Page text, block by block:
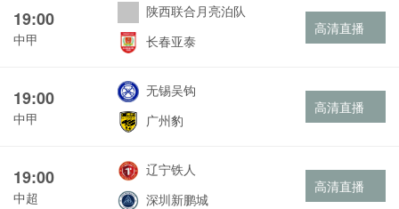
19:00
中甲
陕西联合月亮泊队
长春亚泰
高清直播
19:00
中甲
无锡吴钩
广州豹
高清直播
19:00
中超
辽宁铁人
深圳新鹏城
高清直播